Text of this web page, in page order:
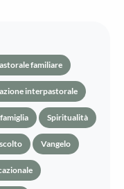
familiare
interpastorale
Spiritualità
Vangelo